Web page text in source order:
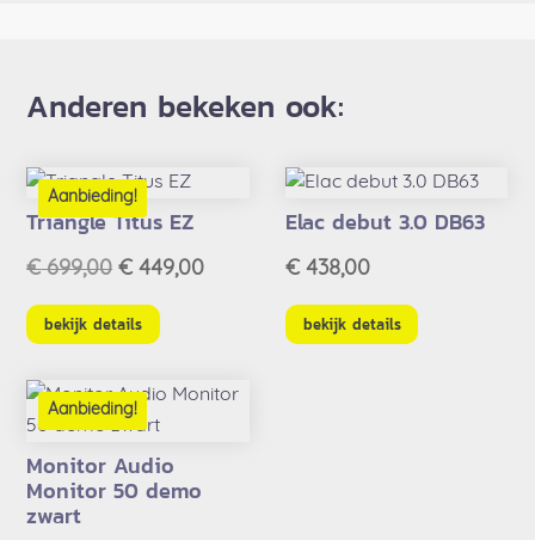
Anderen bekeken ook:
Aanbieding!
Triangle Titus EZ
€699,00 Oorspronkelijke
was:
€ 699,00.
€ 449,00Huidige
€ 449,00.
bekijk details
Elac debut 3.0 DB63
€438,00
bekijk details
Aanbieding!
Monitor Audio
Monitor 50 demo
zwart